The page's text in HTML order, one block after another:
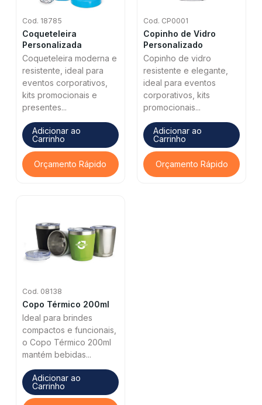
Cod. 18785
Coqueteleira
Personalizada
Coqueteleira moderna e
resistente, ideal para
eventos corporativos,
kits promocionais e
presentes...
Adicionar ao
Carrinho
Orçamento Rápido
Cod. CP0001
Copinho de Vidro
Personalizado
Copinho de vidro
resistente e elegante,
ideal para eventos
corporativos, kits
promocionais...
Adicionar ao
Carrinho
Orçamento Rápido
Cod. 08138
Copo Térmico 200ml
Ideal para brindes
compactos e funcionais,
o Copo Térmico 200ml
mantém bebidas...
Adicionar ao
Carrinho